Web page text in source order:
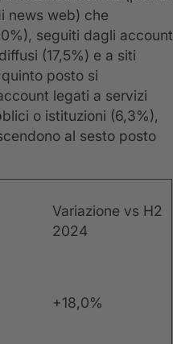
news web) che
seguiti dagli account
(17,5%) e a siti
posto si
legati a servizi
o istituzioni (6,3%),
al sesto posto
Variazione vs H2
2024
+18,0%